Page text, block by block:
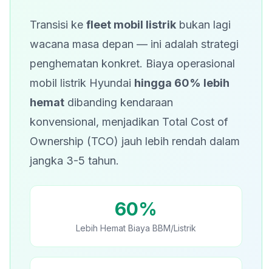
Transisi ke fleet mobil listrik bukan lagi
wacana masa depan — ini adalah strategi
penghematan konkret. Biaya operasional
mobil listrik Hyundai hingga 60% lebih
hemat dibanding kendaraan
konvensional, menjadikan Total Cost of
Ownership (TCO) jauh lebih rendah dalam
jangka 3-5 tahun.
60%
Lebih Hemat Biaya BBM/Listrik